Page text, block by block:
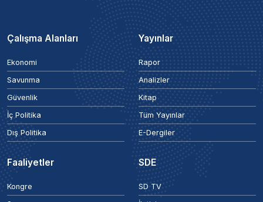
Çalışma Alanları
Ekonomi
Savunma
Güvenlik
İç Politika
Dış Politika
Yayınlar
Rapor
Analizler
Kitap
Tüm Yayınlar
E-Dergiler
Faaliyetler
Kongre
SDE
SD TV